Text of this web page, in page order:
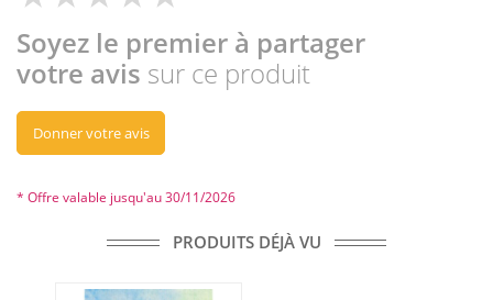
Soyez le premier à partager
votre avis sur ce produit
Donner votre avis
* Offre valable jusqu'au 30/11/2026
PRODUITS DÉJÀ VU